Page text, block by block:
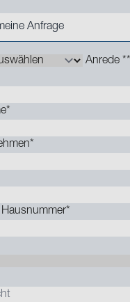
Anfrage
Anrede **
*
*
*